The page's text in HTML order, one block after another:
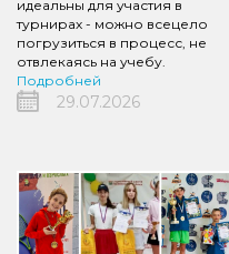
идеальны для участия в
турнирах - можно всецело
погрузиться в процесс, не
отвлекаясь на учебу.
Подробней
29.07.2026